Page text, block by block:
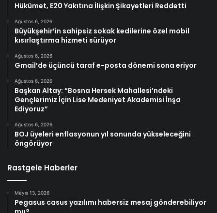
Hükümet, E20 Yakıtına İlişkin Şikayetleri Reddetti
Ağustos 6, 2026
Büyükşehir’in sahipsiz sokak kedilerine özel mobil
kısırlaştırma hizmeti sürüyor
Ağustos 6, 2026
Gmail’de üçüncü taraf e-posta dönemi sona eriyor
Ağustos 6, 2026
Başkan Altay: “Bosna Hersek Mahallesi’ndeki
Gençlerimiz İçin Lise Medeniyet Akademisi İnşa
Ediyoruz”
Ağustos 6, 2026
BOJ üyeleri enflasyonun yıl sonunda yükseleceğini
öngörüyor
Rastgele Haberler
Mayıs 13, 2026
Pegasus casus yazılımı habersiz mesaj gönderebiliyor